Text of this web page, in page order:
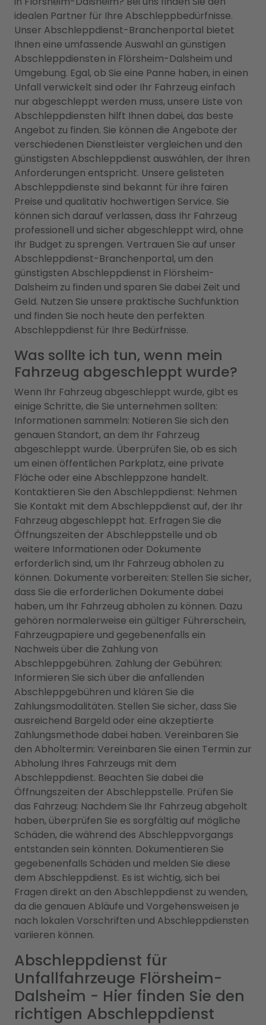
idealen Partner für Ihre Abschleppbedürfnisse.
Unser Abschleppdienst-Branchenportal bietet
Ihnen eine umfassende Auswahl an günstigen
Abschleppdiensten in Flörsheim-Dalsheim und
Umgebung. Egal, ob Sie eine Panne haben, in einen
Unfall verwickelt sind oder Ihr Fahrzeug einfach
nur abgeschleppt werden muss, unsere Liste von
Abschleppdiensten hilft Ihnen dabei, das beste
Angebot zu finden. Sie können die Angebote der
verschiedenen Dienstleister vergleichen und den
günstigsten Abschleppdienst auswählen, der Ihren
Anforderungen entspricht. Unsere gelisteten
Abschleppdienste sind bekannt für ihre fairen
Preise und qualitativ hochwertigen Service. Sie
können sich darauf verlassen, dass Ihr Fahrzeug
professionell und sicher abgeschleppt wird, ohne
Ihr Budget zu sprengen. Vertrauen Sie auf unser
Abschleppdienst-Branchenportal, um den
günstigsten Abschleppdienst in Flörsheim-
Dalsheim zu finden und sparen Sie dabei Zeit und
Geld. Nutzen Sie unsere praktische Suchfunktion
und finden Sie noch heute den perfekten
Abschleppdienst für Ihre Bedürfnisse.
Was sollte ich tun, wenn mein
Fahrzeug abgeschleppt wurde?
Wenn Ihr Fahrzeug abgeschleppt wurde, gibt es
einige Schritte, die Sie unternehmen sollten:
Informationen sammeln: Notieren Sie sich den
genauen Standort, an dem Ihr Fahrzeug
abgeschleppt wurde. Überprüfen Sie, ob es sich
um einen öffentlichen Parkplatz, eine private
Fläche oder eine Abschleppzone handelt.
Kontaktieren Sie den Abschleppdienst: Nehmen
Sie Kontakt mit dem Abschleppdienst auf, der Ihr
Fahrzeug abgeschleppt hat. Erfragen Sie die
Öffnungszeiten der Abschleppstelle und ob
weitere Informationen oder Dokumente
erforderlich sind, um Ihr Fahrzeug abholen zu
können. Dokumente vorbereiten: Stellen Sie sicher,
dass Sie die erforderlichen Dokumente dabei
haben, um Ihr Fahrzeug abholen zu können. Dazu
gehören normalerweise ein gültiger Führerschein,
Fahrzeugpapiere und gegebenenfalls ein
Nachweis über die Zahlung von
Abschleppgebühren. Zahlung der Gebühren:
Informieren Sie sich über die anfallenden
Abschleppgebühren und klären Sie die
Zahlungsmodalitäten. Stellen Sie sicher, dass Sie
ausreichend Bargeld oder eine akzeptierte
Zahlungsmethode dabei haben. Vereinbaren Sie
den Abholtermin: Vereinbaren Sie einen Termin zur
Abholung Ihres Fahrzeugs mit dem
Abschleppdienst. Beachten Sie dabei die
Öffnungszeiten der Abschleppstelle. Prüfen Sie
das Fahrzeug: Nachdem Sie Ihr Fahrzeug abgeholt
haben, überprüfen Sie es sorgfältig auf mögliche
Schäden, die während des Abschleppvorgangs
entstanden sein könnten. Dokumentieren Sie
gegebenenfalls Schäden und melden Sie diese
dem Abschleppdienst. Es ist wichtig, sich bei
Fragen direkt an den Abschleppdienst zu wenden,
da die genauen Abläufe und Vorgehensweisen je
nach lokalen Vorschriften und Abschleppdiensten
variieren können.
Abschleppdienst für
Unfallfahrzeuge Flörsheim-
Dalsheim - Hier finden Sie den
richtigen Abschleppdienst